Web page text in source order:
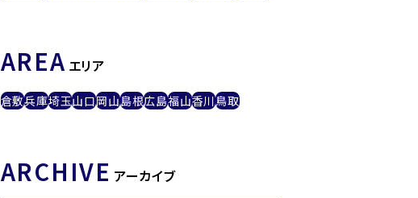
AREA エリア
倉敷兵庫埼玉山口岡山島根広島福山香川鳥取
ARCHIVE アーカイブ